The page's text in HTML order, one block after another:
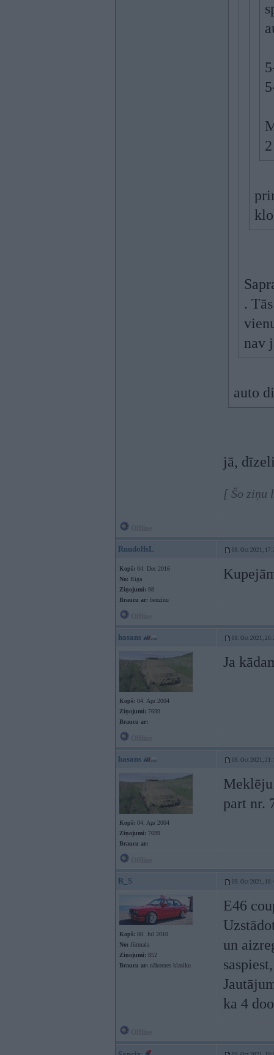
.
nav
auto
jā,
[ Šo ziņu
RuudolfsL 08. Oct 2021,
Kopš: 04. Dec 2016
No: Rīga
Ziņojumi: 98
Braucu ar: benzīnu
hasans 08. Oct 2021,
Kopš: 04. Apr 2004
Ziņojumi: 7699
Braucu ar:
Ja
hasans 08. Oct 2021,
Kopš: 04. Apr 2004
Ziņojumi: 7699
Braucu ar:
part nr.
R_S 09. Oct 2021,
Kopš: 08. Jul 2010
No: Jūrmala
Ziņojumi: 852
Braucu ar: nākotnes klasiku
E46
un
ka 4